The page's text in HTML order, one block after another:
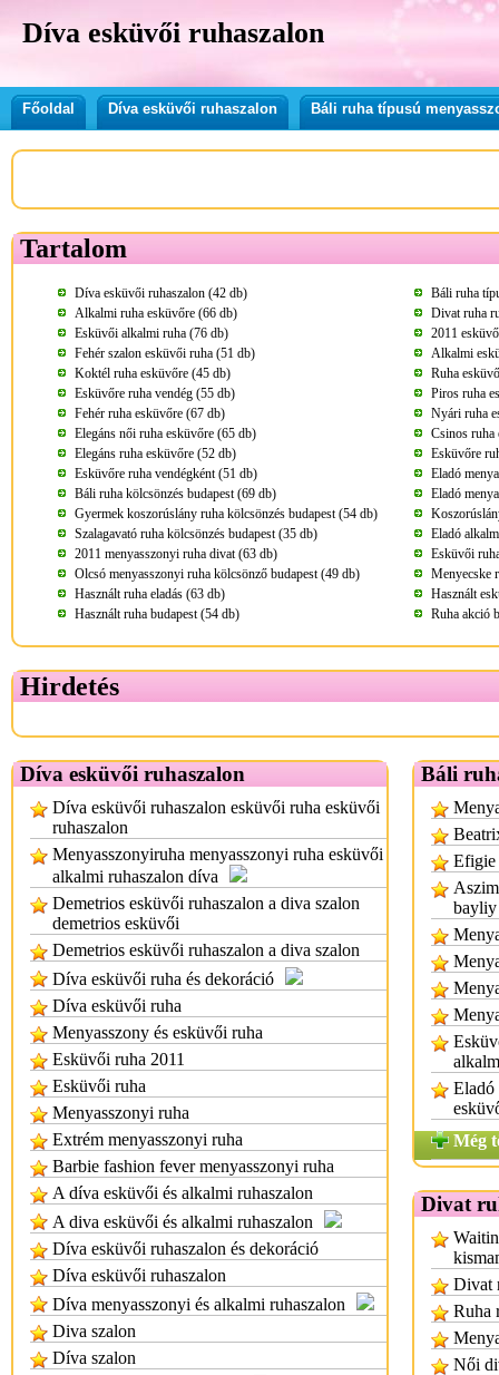
Díva esküvői ruhaszalon
Főoldal Díva esküvői ruhaszalon Báli ruha típusú
Tartalom
Díva esküvői ruhaszalon (42 db)
Báli ruha
Alkalmi ruha esküvőre (66 db)
Divat ruha
Esküvői alkalmi ruha (76 db)
2011
Fehér szalon esküvői ruha (51 db)
Alkalmi
Koktél ruha esküvőre (45 db)
Ruha
Esküvőre ruha vendég (55 db)
Piros ruha
Fehér ruha esküvőre (67 db)
Nyári ruha
Elegáns női ruha esküvőre (65 db)
Csinos ruha
Elegáns ruha esküvőre (52 db)
Esküvőre
Esküvőre ruha vendégként (51 db)
Eladó
Báli ruha kölcsönzés budapest (69 db)
Eladó
Gyermek koszorúslány ruha kölcsönzés budapest (54 db)
Szalagavató ruha kölcsönzés budapest (35 db)
Eladó
2011 menyasszonyi ruha divat (63 db)
Esküvői
Olcsó menyasszonyi ruha kölcsönző budapest (49 db)
Menyecske
Használt ruha eladás (63 db)
Használt
Használt ruha budapest (54 db)
Ruha akció
Hirdetés
Díva esküvői ruhaszalon
Díva esküvői ruhaszalon esküvői ruha esküvői
ruhaszalon
Menyasszonyiruha menyasszonyi ruha esküvői
alkalmi ruhaszalon díva
Demetrios esküvői ruhaszalon a diva szalon
demetrios esküvői
Demetrios esküvői ruhaszalon a diva szalon
Díva esküvői ruha és dekoráció
Díva esküvői ruha
Menyasszony és esküvői ruha
Esküvői ruha 2011
Esküvői ruha
Menyasszonyi ruha
Extrém menyasszonyi ruha
Barbie fashion fever menyasszonyi ruha
A díva esküvői és alkalmi ruhaszalon
A diva esküvői és alkalmi ruhaszalon
Díva esküvői ruhaszalon és dekoráció
Díva esküvői ruhaszalon
Díva menyasszonyi és alkalmi ruhaszalon
Diva szalon
Díva szalon
Báli
Efigie
bayliy
Eladó
Még
Divat
Divat
Ruha
Női